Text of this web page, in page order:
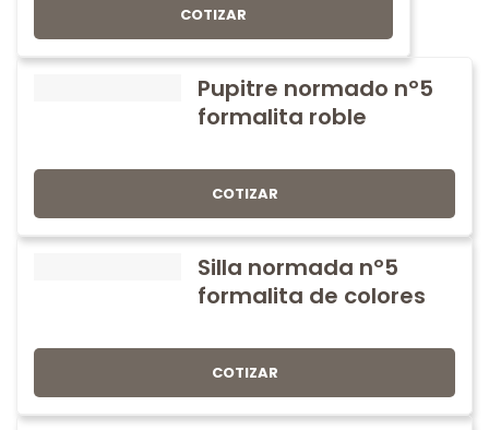
COTIZAR
Pupitre normado nº5
formalita roble
COTIZAR
Silla normada nº5
formalita de colores
COTIZAR